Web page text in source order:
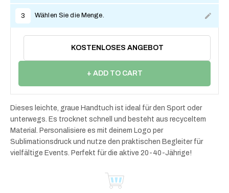
3 Wählen Sie die Menge.
KOSTENLOSES ANGEBOT
+ ADD TO CART
Dieses leichte, graue Handtuch ist ideal für den Sport oder
unterwegs. Es trocknet schnell und besteht aus recyceltem
Material. Personalisiere es mit deinem Logo per
Sublimationsdruck und nutze den praktischen Begleiter für
vielfältige Events. Perfekt für die aktive 20-40-Jährige!